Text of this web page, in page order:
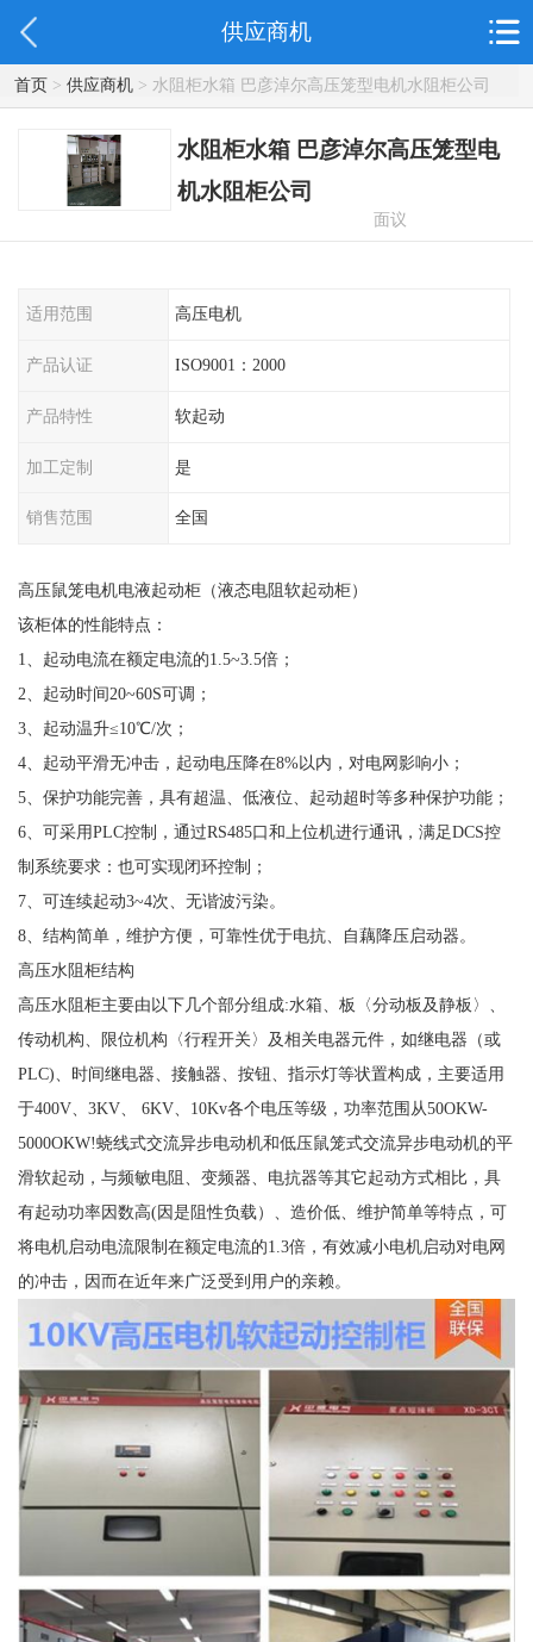
供应商机
首页> 供应商机> 水阻柜水箱 巴彦淖尔高压笼型电机水阻柜公司
水阻柜水箱 巴彦淖尔高压笼型电
机水阻柜公司
面议
适用范围 高压电机
产品认证 ISO9001：2000
产品特性 软起动
加工定制 是
销售范围 全国
高压鼠笼电机电液起动柜（液态电阻软起动柜）
该柜体的性能特点：
1、起动电流在额定电流的1.5~3.5倍；
2、起动时间20~60S可调；
3、起动温升≤10℃/次；
4、起动平滑无冲击，起动电压降在8%以内，对电网影响小；
5、保护功能完善，具有超温、低液位、起动超时等多种保护功能；
6、可采用PLC控制，通过RS485口和上位机进行通讯，满足DCS控
制系统要求：也可实现闭环控制；
7、可连续起动3~4次、无谐波污染。
8、结构简单，维护方便，可靠性优于电抗、自藕降压启动器。
高压水阻柜结构
高压水阻柜主要由以下几个部分组成:水箱、板〈分动板及静板〉、
传动机构、限位机构〈行程开关〉及相关电器元件，如继电器（或
PLC)、时间继电器、接触器、按钮、指示灯等状置构成，主要适用
于400V、3KV、 6KV、10Kv各个电压等级，功率范围从50OKW-
5000OKW!蛲线式交流异步电动机和低压鼠笼式交流异步电动机的平
滑软起动，与频敏电阻、变频器、电抗器等其它起动方式相比，具
有起动功率因数高(因是阻性负载）、造价低、维护简单等特点，可
将电机启动电流限制在额定电流的1.3倍，有效减小电机启动对电网
的冲击，因而在近年来广泛受到用户的亲赖。